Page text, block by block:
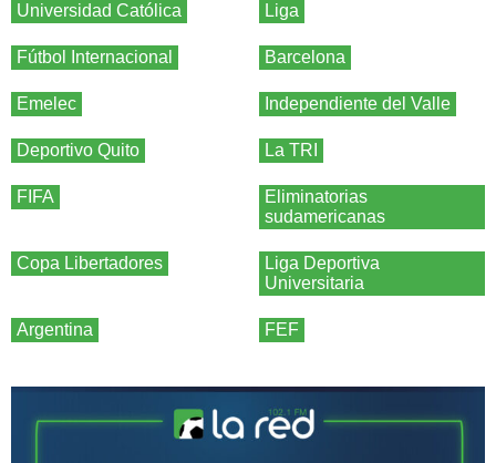
Universidad Católica Liga
Fútbol Internacional Barcelona
Emelec Independiente del Valle
Deportivo Quito La TRI
FIFA
Eliminatorias
sudamericanas
Copa Libertadores
Liga Deportiva
Universitaria
Argentina FEF